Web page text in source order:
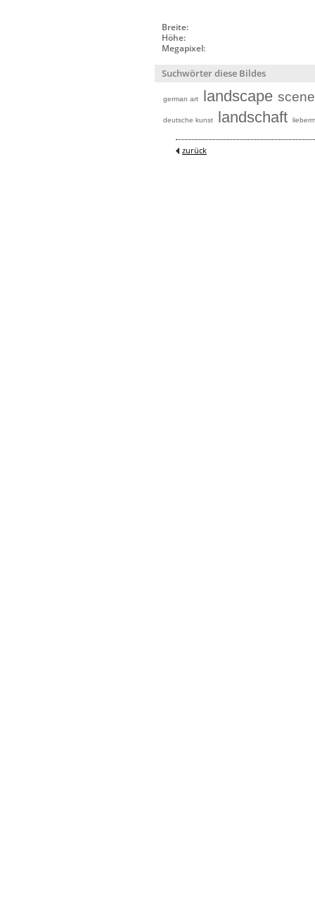
Breite:
Höhe:
Megapixel:
Suchwörter diese Bildes
german art landscape
deutsche kunst landschaft
zurück